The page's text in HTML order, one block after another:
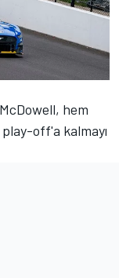
hem
play-off'a kalmayı